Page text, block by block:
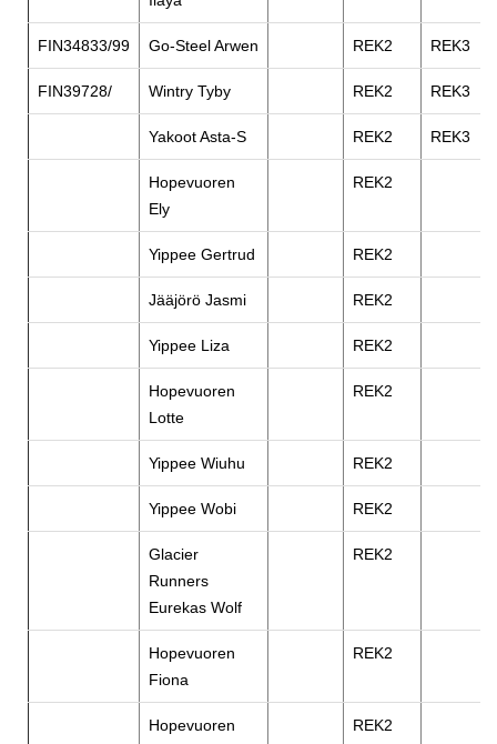
FIN34833/99 Go-Steel Arwen REK2 REK3
FIN39728/ Wintry Tyby REK2 REK3
Yakoot Asta-S REK2 REK3
Hopevuoren
Ely
REK2
Yippee Gertrud REK2
Jääjörö Jasmi REK2
Yippee Liza REK2
Hopevuoren
Lotte
REK2
Yippee Wiuhu REK2
Yippee Wobi REK2
Glacier
Runners
Eurekas Wolf
REK2
Hopevuoren
Fiona
REK2
Hopevuoren
REK2